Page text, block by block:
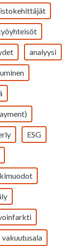
analyysi
ESG
vakuutusala